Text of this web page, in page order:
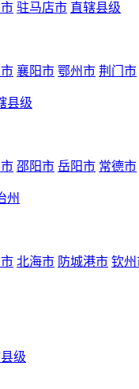
驻马店市 直辖县级
襄阳市 鄂州市 荆门市
县级
邵阳市 岳阳市 常德市
州
北海市 防城港市 钦州
级